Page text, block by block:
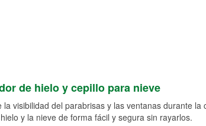
de hielo y cepillo para nieve
la visibilidad del parabrisas y las ventanas durante
y la nieve de forma fácil y segura sin rayarlos.